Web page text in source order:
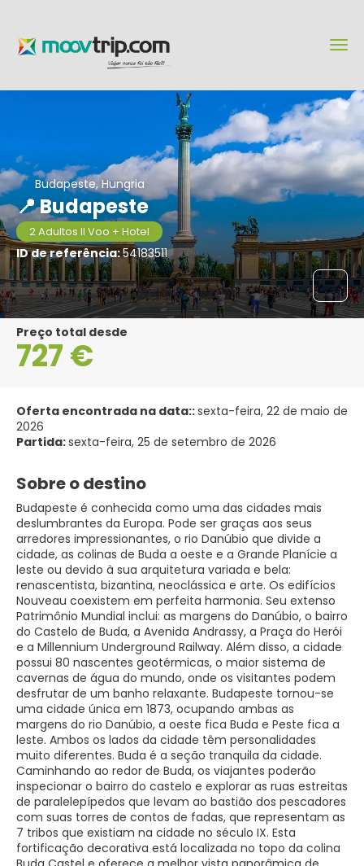
Budapeste, Hungria
📍 Budapeste
2 Adultos II Voo + Hotel
ID de referência:54183511
Preço total desde
727 €
Oferta encontrada na data::sexta-feira, 22 de maio de
2026
Partida:sexta-feira, 25 de setembro de 2026
Sobre o destino
Budapeste é conhecida como uma das cidades mais
deslumbrantes da Europa. Pode ser graças aos seus
arredores impressionantes, o rio Danúbio que divide a
cidade, as colinas de Buda a oeste e a Grande Planície a
leste ou devido à sua arquitetura variada e bela:
renascentista, bizantina, neoclássica e arte. Os edifícios
Nouveau coexistem em perfeita harmonia. Seu extenso
Patrimônio Mundial inclui: as margens do Danúbio, o bairro
do Castelo de Buda, a Avenida Andrassy, a Praça do Herói
e a Millennium Underground Railway. Além disso, a cidade
possui 80 nascentes geotérmicas, o maior sistema de
cavernas de água do mundo, onde os visitantes podem
desfrutar de um banho relaxante. Budapeste tornou-se
uma cidade única em 1873, ocupando ambas as
margens do rio Danúbio, a oeste fica Buda e Peste fica a
leste. Ambos os lados da cidade têm personalidades
muito diferentes. Buda é a seção tranquila da cidade.
Caminhando ao redor de Buda, os viajantes poderão
inspecionar o bairro do castelo e explorar as ruas estreitas
de paralelepípedos que levam ao bastião dos pescadores
com suas torres de contos de fadas, que representam as
7 tribos que existiam na cidade no século IX. Esta
fortificação decorativa está localizada no topo da colina